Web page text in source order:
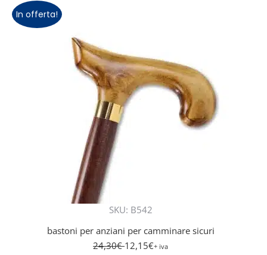
In offerta!
SKU: B542
bastoni per anziani per camminare sicuri
24,30€ 12,15€+ iva